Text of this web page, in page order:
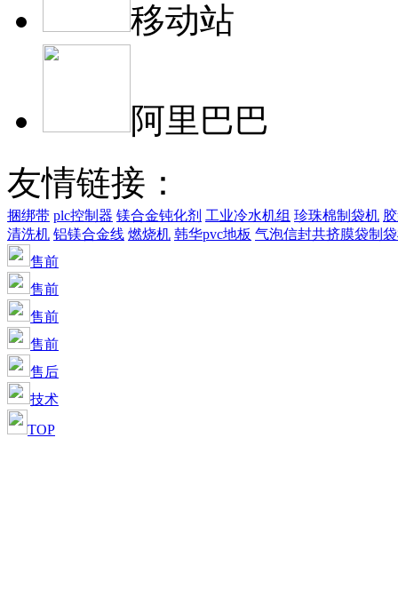
移动站
阿里巴巴
友情链接：
捆绑带 plc控制器 镁合金钝化剂 工业冷水机组 珍珠棉制袋机
清洗机 铝镁合金线 燃烧机 韩华pvc地板 气泡信封共挤膜袋制
售前
售前
售前
售前
售后
技术
TOP